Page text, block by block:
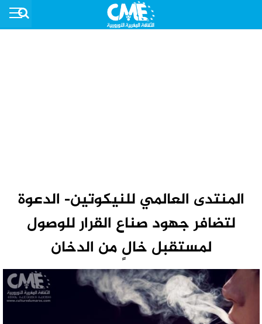
المنتدى العالمي للنيكوتين- الدعوة
لتضافر جهود صناع القرار للوصول
لمستقبل خالٍ من الدخان